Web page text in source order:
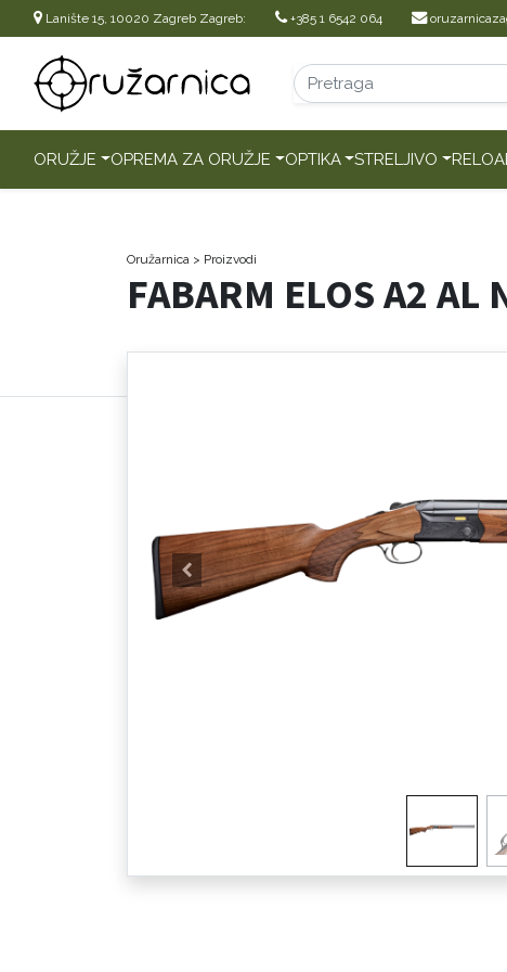
Lanište 15, 10020 Zagreb Zagreb: +385 1 6542 064
ORUŽJE OPREMA ZA ORUŽJE OPTIKA STRELJIVO
Oružarnica > Proizvodi
FABARM ELOS A2 AL